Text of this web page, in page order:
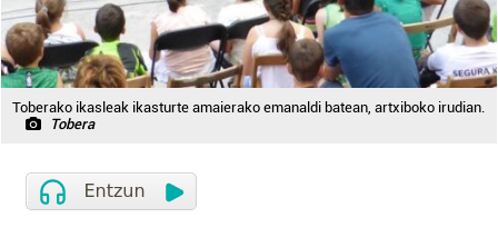
Toberako ikasleak ikasturte amaierako emanaldi batean, artxiboko irudian.
Tobera